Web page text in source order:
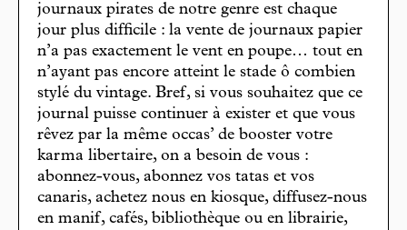
journaux pirates de notre genre est chaque
jour plus difficile : la vente de journaux papier
n’a pas exactement le vent en poupe… tout en
n’ayant pas encore atteint le stade ô combien
stylé du vintage. Bref, si vous souhaitez que ce
journal puisse continuer à exister et que vous
rêvez par la même occas’ de booster votre
karma libertaire, on a besoin de vous :
abonnez-vous, abonnez vos tatas et vos
canaris, achetez nous en kiosque, diffusez-nous
en manif, cafés, bibliothèque ou en librairie,